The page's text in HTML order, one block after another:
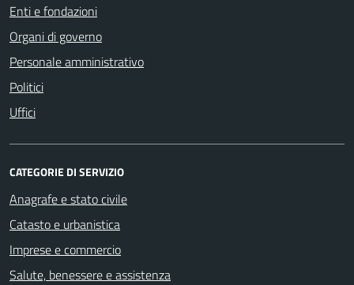
Enti e fondazioni
Organi di governo
Personale amministrativo
Politici
Uffici
CATEGORIE DI SERVIZIO
Anagrafe e stato civile
Catasto e urbanistica
Imprese e commercio
Salute, benessere e assistenza